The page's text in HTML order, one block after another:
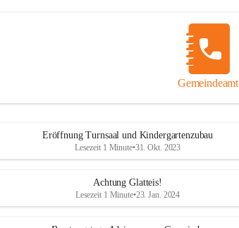
Gemeindeamt
Eröffnung Turnsaal und Kindergartenzubau
Lesezeit 1 Minute•31. Okt. 2023
Achtung Glatteis!
Lesezeit 1 Minute•23. Jan. 2024